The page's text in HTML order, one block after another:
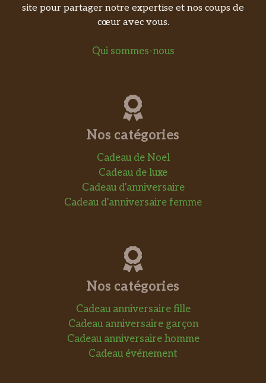
site pour partager notre expertise et nos coups de
cœur avec vous.
Qui sommes-nous
Nos catégories
Cadeau de Noel
Cadeau de luxe
Cadeau d'anniversaire
Cadeau d'anniversaire femme
Nos catégories
Cadeau anniversaire fille
Cadeau anniversaire garçon
Cadeau anniversaire homme
Cadeau événement